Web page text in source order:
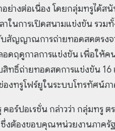
ย่างต่อเนื่อง โดยกลุ่มทรูได้ส
ในการเปิดสนามแข่งขัน รวม
บสัญญาณการถ่ายทอดสดตรง
ดฤดูกาลการแข่งขัน เพื่อให้
ทธิ์ถ่ายทอดสดการแข่งขัน
องทรูโฟร์ยูในระบบโทรทัศน์
อร์ปอเรชั่น กล่าวว่า กลุ่มทรู ต
งต้องขอบคุณหน่วยงานภาครั